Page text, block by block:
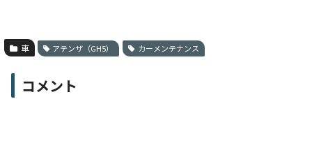
車 アテンザ（GH5） カーメンテナンス
コメント